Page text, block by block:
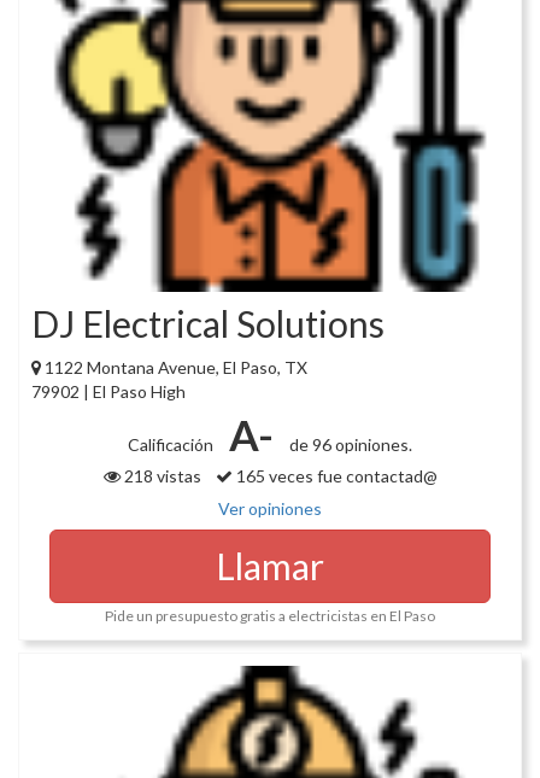
DJ Electrical Solutions
1122 Montana Avenue, El Paso, TX
79902 | El Paso High
Calificación A-
de 96 opiniones.
218 vistas
165 veces fue contactad@
Ver opiniones
Llamar
Pide un presupuesto gratis a electricistas en El Paso